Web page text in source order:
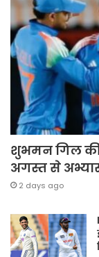
शुभमन गिल की
अगस्त से
2 days ago